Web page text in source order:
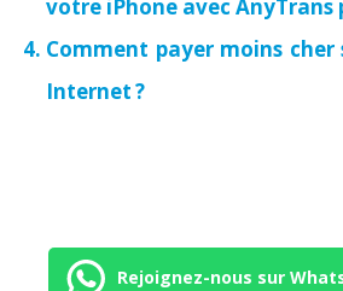
votre iPhone avec AnyTrans
Comment payer moins
Internet ?
Rejoignez-nous sur